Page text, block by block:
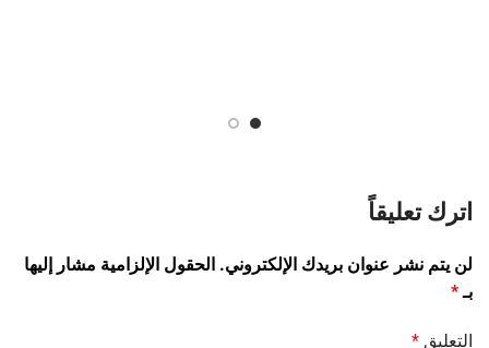
اترك تعليقاً
لن يتم نشر عنوان بريدك الإلكتروني. الحقول الإلزامية مشار إليها
بـ*
التعليق *